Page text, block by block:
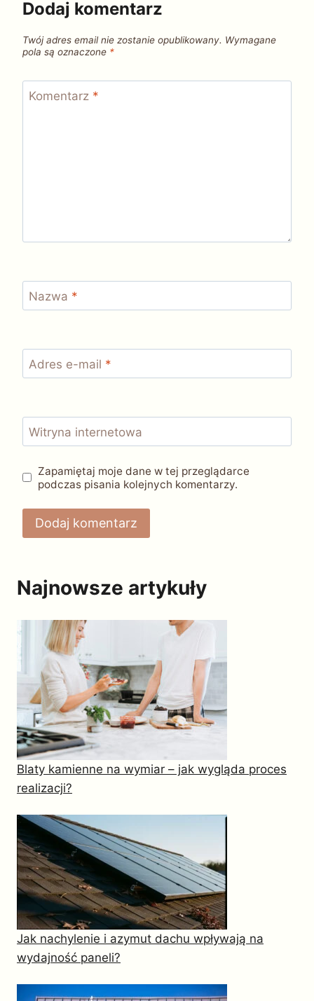
Dodaj komentarz
Twój adres email nie zostanie opublikowany. Wymagane
pola są oznaczone *
Komentarz *
Nazwa *
Adres e-mail *
Witryna internetowa
Zapamiętaj moje dane w tej przeglądarce
podczas pisania kolejnych komentarzy.
Najnowsze artykuły
Blaty kamienne na wymiar – jak wygląda proces
realizacji?
Jak nachylenie i azymut dachu wpływają na
wydajność paneli?